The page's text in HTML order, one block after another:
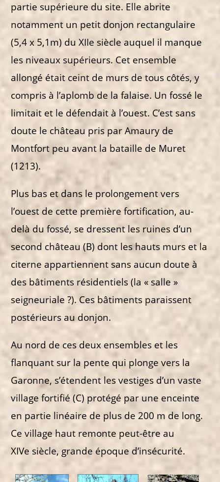
partie supérieure du site. Elle abrite
notamment un petit donjon rectangulaire
(5,4 x 5,1m) du XIIe siècle auquel il manque
les niveaux supérieurs. Cet ensemble
allongé était ceint de murs de tous côtés, y
compris à l’aplomb de la falaise. Un fossé le
limitait et le défendait à l’ouest. C’est sans
doute le château pris par Amaury de
Montfort peu avant la bataille de Muret
(1213).
Plus bas et dans le prolongement vers
l’ouest de cette première fortification, au-
delà du fossé, se dressent les ruines d’un
second château (B) dont les hauts murs et la
citerne appartiennent sans aucun doute à
des bâtiments résidentiels (la « salle »
seigneuriale ?). Ces bâtiments paraissent
postérieurs au donjon.
Au nord de ces deux ensembles et les
flanquant sur la pente qui plonge vers la
Garonne, s’étendent les vestiges d’un vaste
village fortifié (C) protégé par une enceinte
en partie linéaire de plus de 200 m de long.
Ce village haut remonte peut-être au
XIVe siècle, grande époque d’insécurité.